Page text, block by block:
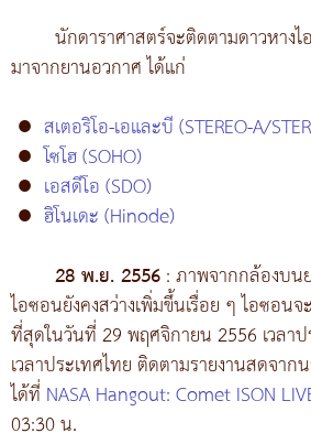
นักดาราศาสตร์จะติดตามดาวหาง
มาจากยานอวกาศ ได้แก่
● สเตอริโอ-เอและบี (STEREO-A/
● โซโฮ (SOHO)
● เอสดีโอ (SDO)
● ฮิโนเดะ (Hinode)
28 พ.ย. 2556: ภาพจากกล้องบน
ไอซอนยังคงสว่างเพิ่มขึ้นเรื่อย ๆ ไอซอน
ที่สุดในวันที่ 29 พฤศจิกายน 2556 เวลา
เวลาประเทศไทย ติดตามรายงานสดจาก
ได้ที่ NASA Hangout: Comet ISON
03:30 น.